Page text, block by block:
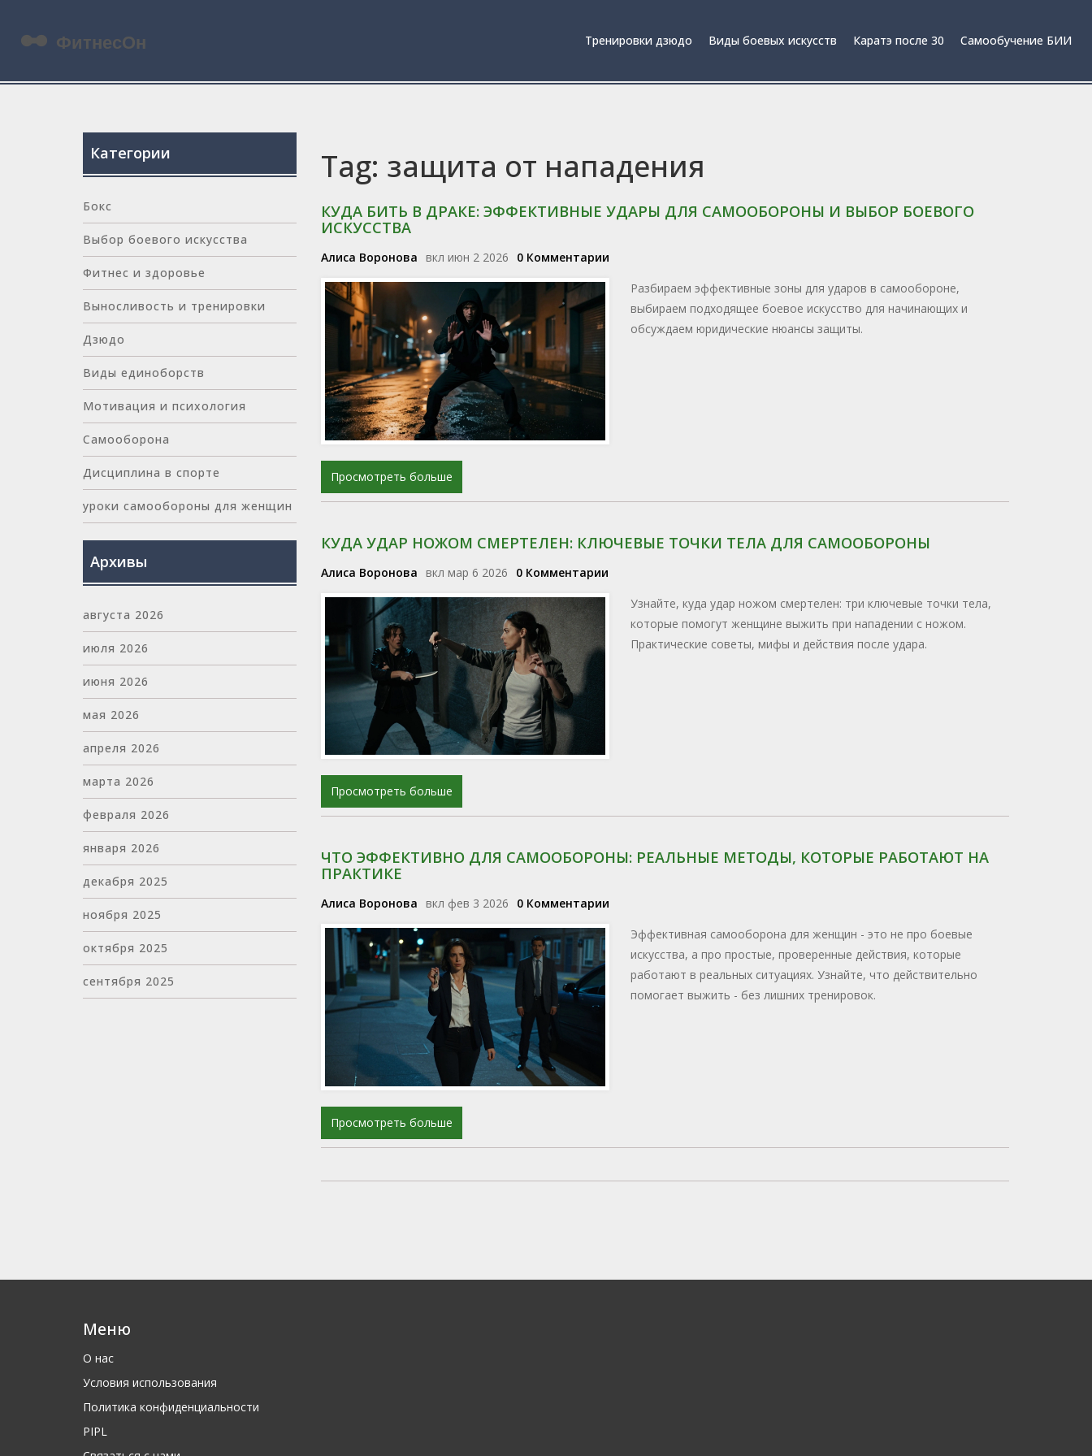
Тренировки дзюдо Виды боевых искусств Каратэ после 30 Самообучение БИИ
Tag: защита от нападения
КУДА БИТЬ В ДРАКЕ: ЭФФЕКТИВНЫЕ УДАРЫ ДЛЯ САМООБОРОНЫ И ВЫБОР БОЕВОГО
ИСКУССТВА
Алиса Воронова вкл июн 2 2026
0 Комментарии
Разбираем эффективные зоны для ударов в самообороне,
выбираем подходящее боевое искусство для начинающих и
обсуждаем юридические нюансы защиты.
Просмотреть больше
КУДА УДАР НОЖОМ СМЕРТЕЛЕН: КЛЮЧЕВЫЕ ТОЧКИ ТЕЛА ДЛЯ САМООБОРОНЫ
Алиса Воронова вкл мар 6 2026
0 Комментарии
Узнайте, куда удар ножом смертелен: три ключевые точки тела,
которые помогут женщине выжить при нападении с ножом.
Практические советы, мифы и действия после удара.
Просмотреть больше
ЧТО ЭФФЕКТИВНО ДЛЯ САМООБОРОНЫ: РЕАЛЬНЫЕ МЕТОДЫ, КОТОРЫЕ РАБОТАЮТ НА
ПРАКТИКЕ
Алиса Воронова вкл фев 3 2026
0 Комментарии
Эффективная самооборона для женщин - это не про боевые
искусства, а про простые, проверенные действия, которые
работают в реальных ситуациях. Узнайте, что действительно
помогает выжить - без лишних тренировок.
Просмотреть больше
Категории
Бокс
Выбор боевого искусства
Фитнес и здоровье
Выносливость и тренировки
Дзюдо
Виды единоборств
Мотивация и психология
Самооборона
Дисциплина в спорте
уроки самообороны для женщин
Архивы
августа 2026
июля 2026
июня 2026
мая 2026
апреля 2026
марта 2026
февраля 2026
января 2026
декабря 2025
ноября 2025
октября 2025
сентября 2025
Меню
О нас
Условия использования
Политика конфиденциальности
PIPL